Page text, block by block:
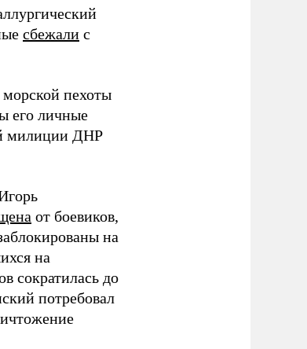
сбежали с
пехоты
его личные
милиции ДНР
от боевиков,
на
на
сократилась до
потребовал